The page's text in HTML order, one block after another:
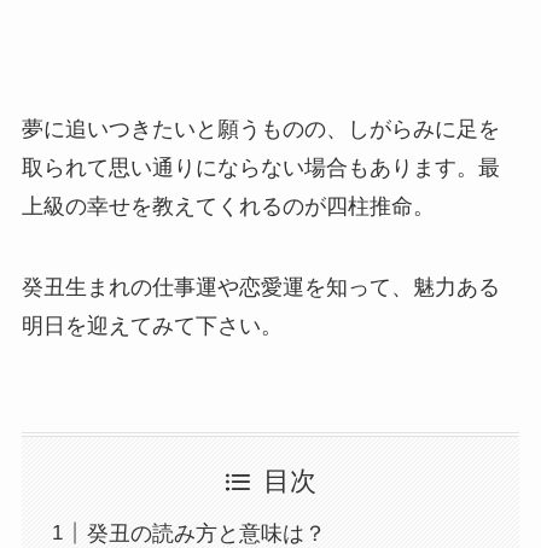
夢に追いつきたいと願うものの、しがらみに足を
取られて思い通りにならない場合もあります。最
上級の幸せを教えてくれるのが四柱推命。
癸丑生まれの仕事運や恋愛運を知って、魅力ある
明日を迎えてみて下さい。
目次
癸丑の読み方と意味は？